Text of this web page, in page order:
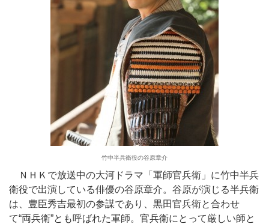
竹中半兵衛役の谷原章介
ＮＨＫで放送中の大河ドラマ「軍師官兵衛」に竹中半兵
衛役で出演している俳優の谷原章介。谷原が演じる半兵衛
は、豊臣秀吉最初の参謀であり、黒田官兵衛と合わせ
て“両兵衛”とも呼ばれた軍師。官兵衛にとって厳しい師と